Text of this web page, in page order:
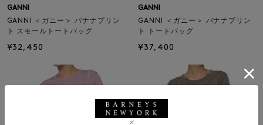
GANNI
GANNI ＜ガニー＞ バナナプリン
ト スモールトートバッグ
¥32,450
GANNI
GANNI ＜ガニー＞ バナナプリン
ト トートバッグ
¥37,400